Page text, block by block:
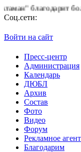
благодарит
Соц.сети:
Войти на сайт
Пресс-центр
Администрация
Календарь
ДЮБЛ
Архив
Состав
Фото
Видео
Форум
Рекламное
Благодарим